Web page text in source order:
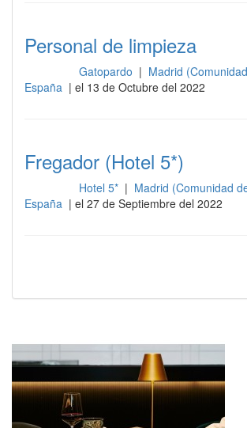
Personal de limpieza
Gatopardo | Madrid
España | el 13 de Octubre del 2022
Fregador (Hotel 5*)
Hotel 5* | Madrid (Comunidad
España | el 27 de Septiembre del 2022